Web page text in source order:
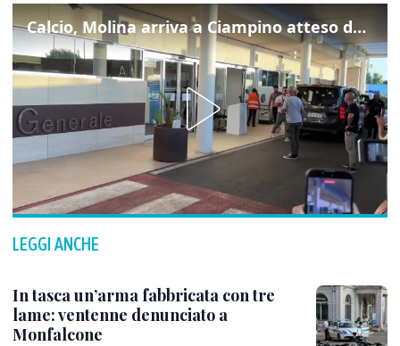
Calcio, Molina arriva a Ciampino atteso dalla Roma
LEGGI ANCHE
In tasca un’arma fabbricata con tre
lame: ventenne denunciato a
Monfalcone